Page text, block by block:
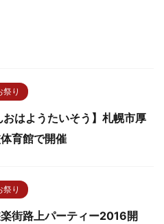
祭り
おはようたいそう】札幌市厚
育館で開催
祭り
街路上パーティー2016開